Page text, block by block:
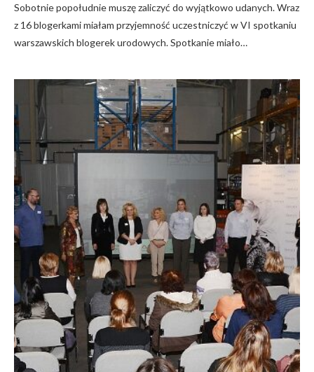
Sobotnie popołudnie muszę zaliczyć do wyjątkowo udanych. Wraz
z 16 blogerkami miałam przyjemność uczestniczyć w VI spotkaniu
warszawskich blogerek urodowych. Spotkanie miało…